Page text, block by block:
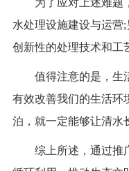
为了应对上述难题，
水处理设施建设与运营
创新性的处理技术和工
值得注意的是，生活
有效改善我们的生活环
泊，就一定能够让清水
综上所述，通过推广